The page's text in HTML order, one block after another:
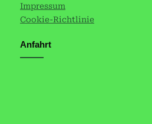
Impressum
Cookie-Richtlinie
Anfahrt